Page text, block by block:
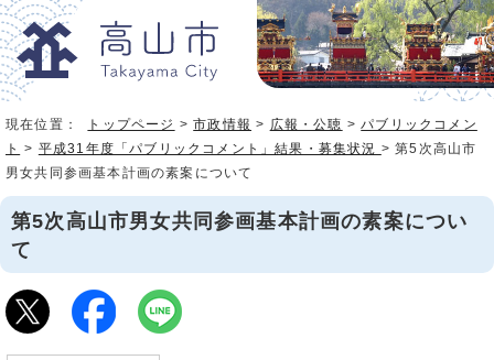
現在位置： トップページ >市政情報 > 広報・公聴 >パブリックコメン
ト > 平成31年度「パブリックコメント」結果・募集状況 > 第5次高山市
男女共同参画基本計画の素案について
第5次高山市男女共同参画基本計画の素案につい
て